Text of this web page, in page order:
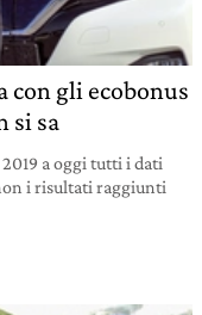
con gli ecobonus
si sa
a oggi tutti i dati
i risultati raggiunti